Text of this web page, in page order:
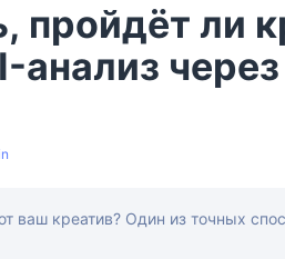
пройдёт ли
ваш креатив? Один из точных